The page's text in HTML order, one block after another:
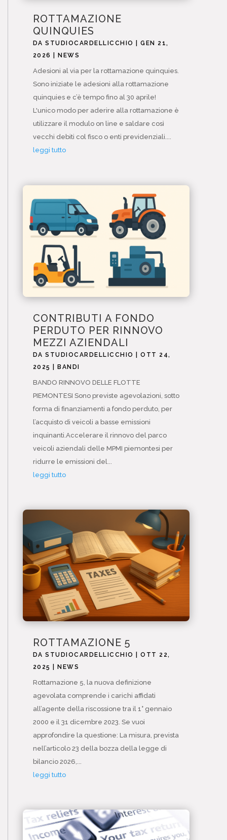
ROTTAMAZIONE
QUINQUIES
DASTUDIOCARDELLICCHIO |GEN 21,
2026
NEWS
Adesioni al via per la rottamazione quinquies.
Sono iniziate le adesioni alla rottamazione
quinquies e c’è tempo fino al 30 aprile!
L'unico modo per aderire alla rottamazione è
utilizzare il modulo on line e saldare così
vecchi debiti col fisco o enti previdenziali....
leggi tutto
CONTRIBUTI A FONDO
PERDUTO PER RINNOVO
MEZZI AZIENDALI
DASTUDIOCARDELLICCHIO |OTT 24,
2025
|BANDI
BANDO RINNOVO DELLE FLOTTE
PIEMONTESI Sono previste agevolazioni, sotto
forma di finanziamenti a fondo perduto, per
l’acquisto di veicoli a basse emissioni
inquinanti.Accelerare il rinnovo del parco
veicoli aziendali delle MPMI piemontesi per
ridurre le emissioni del...
leggi tutto
ROTTAMAZIONE 5
DASTUDIOCARDELLICCHIO |OTT 22,
2025
|NEWS
Rottamazione 5, la nuova definizione
agevolata comprende i carichi affidati
all’agente della riscossione tra il 1° gennaio
2000 e il 31 dicembre 2023. Se vuoi
approfondire la questione: La misura, prevista
nell’articolo 23 della bozza della legge di
bilancio 2026,...
leggi tutto